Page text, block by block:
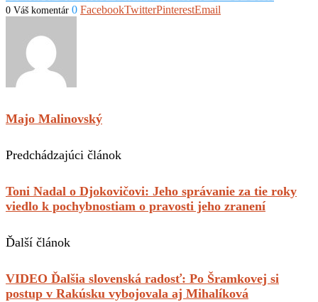
0 Váš komentár 0 FacebookTwitterPinterestEmail
Majo Malinovský
Predchádzajúci článok
Toni Nadal o Djokovičovi: Jeho správanie za tie roky
viedlo k pochybnostiam o pravosti jeho zranení
Ďalší článok
VIDEO Ďalšia slovenská radosť: Po Šramkovej si
postup v Rakúsku vybojovala aj Mihalíková